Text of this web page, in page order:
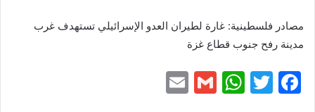
مصادر فلسطينية: غارة لطيران العدو الإسرائيلي تستهدف غرب
مدينة رفح جنوب قطاع غزة
F
T
W
G